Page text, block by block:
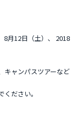
月12日（土）、 2018
キャンパスツアーなど
ださい。